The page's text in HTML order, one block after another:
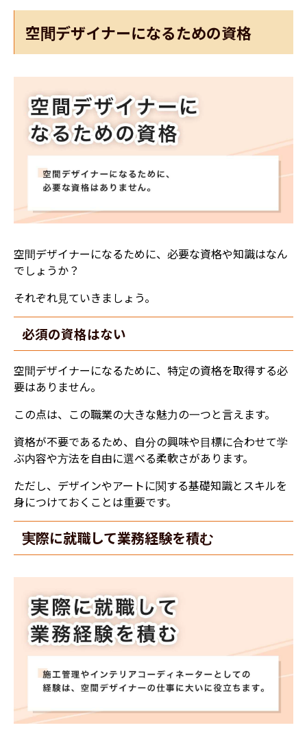
空間デザイナーになるための資格
空間デザイナーになるために、必要な資格や知識はなん
でしょうか？
それぞれ見ていきましょう。
必須の資格はない
空間デザイナーになるために、特定の資格を取得する必
要はありません。
この点は、この職業の大きな魅力の一つと言えます。
資格が不要であるため、自分の興味や目標に合わせて学
ぶ内容や方法を自由に選べる柔軟さがあります。
ただし、デザインやアートに関する基礎知識とスキルを
身につけておくことは重要です。
実際に就職して業務経験を積む